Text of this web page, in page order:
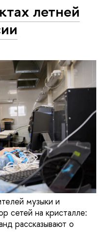
летней
музыки и
сетей на кристалле:
рассказывают о